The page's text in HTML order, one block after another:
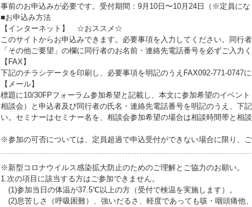
事前のお申込みが必要です。受付期間：9月10日〜10月24日（※定員にな
■お申込み方法
【インターネット】 ☆おススメ☆
このサイトからお申込みできます。必要事項を入力してください。同行
「その他ご要望」の欄に同行者のお名前・連絡先電話番号を必ずご入力く
【FAX】
下記のチラシデータを印刷し、必要事項を明記のうえFAX092-771-0747に
【メール】
標題に10/30FPフォーラム参加希望と記載し、本文に参加希望のイベン
相談会）と申込者及び同行者の氏名・連絡先電話番号を明記のうえ、下
い。セミナーはセミナー名を、相談会参加希望の場合は相談時間帯と相
※参加の可否については、定員超過で申込受付ができない場合に限り、ご
※新型コロナウイルス感染拡大防止のためのご理解とご協力のお願い。
1.次の項目に該当する方はご参加できません。
(1)参加当日の体温が37.5℃以上の方（受付で検温を実施します）。
(2)息苦しさ（呼吸困難）、強いだるさ、軽度であっても咳・咽頭痛他